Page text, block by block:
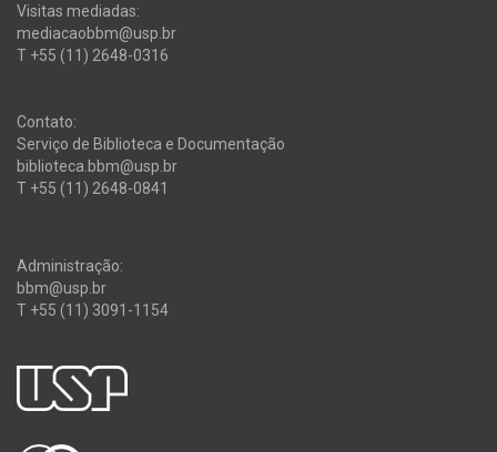
Visitas mediadas:
mediacaobbm@usp.br
T +55 (11) 2648-0316
Contato:
Serviço de Biblioteca e Documentação
biblioteca.bbm@usp.br
T +55 (11) 2648-0841
Administração:
bbm@usp.br
T +55 (11) 3091-1154